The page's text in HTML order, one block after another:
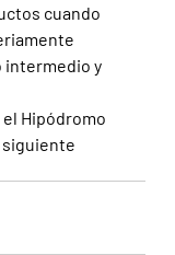
cuando
intermedio y
Hipódromo
siguiente